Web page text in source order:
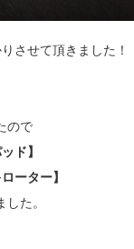
させて頂きました！
ので
ド】
ーター】
た。